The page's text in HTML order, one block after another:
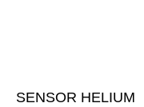
SENSOR HELIUM